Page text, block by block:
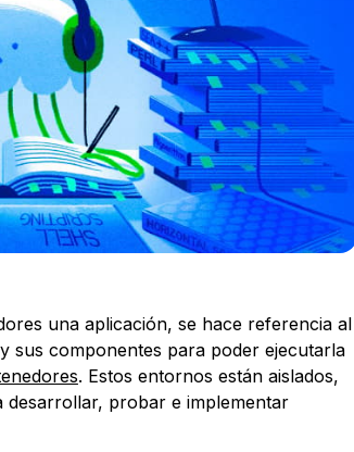
una aplicación, se hace referencia al
sus componentes para poder ejecutarla
. Estos entornos están aislados,
desarrollar, probar e implementar